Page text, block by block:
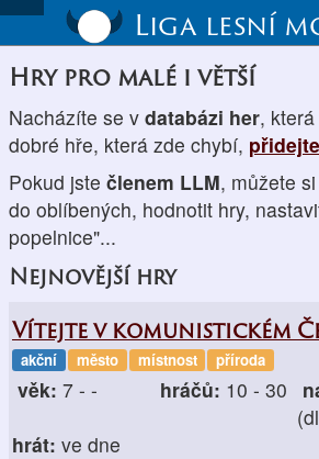
Liga lesní
Hry pro malé i větší
Nacházíte se v databázi her,
dobré hře, která zde chybí,
Pokud jste členem LLM, můžete
do oblíbených, hodnotit hry,
popelnice"...
Nejnovější hry
Vítejte v komunistickém
akční město místnost příroda
věk: 7 - - hráčů: 10 - 30
hrát: ve dne